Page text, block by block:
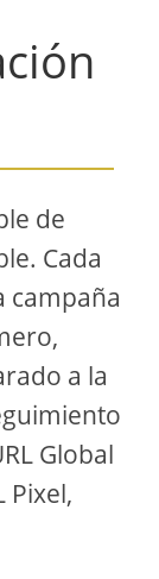
de
Cada
campaña
a la
Global
Pixel,